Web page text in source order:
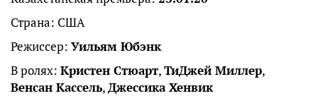
Страна: США
Режиссер: Уильям Юбэнк
В ролях: Кристен Стюарт,ТиДжей Миллер,
Венсан Кассель,Джессика Хенвик